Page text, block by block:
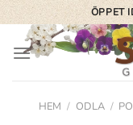
Skip
to
content
ÖPPET
HEM / ODLA /